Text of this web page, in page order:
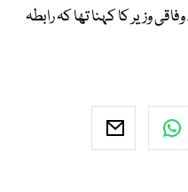
وزیر کا کہنا تھا کہ رابطہ